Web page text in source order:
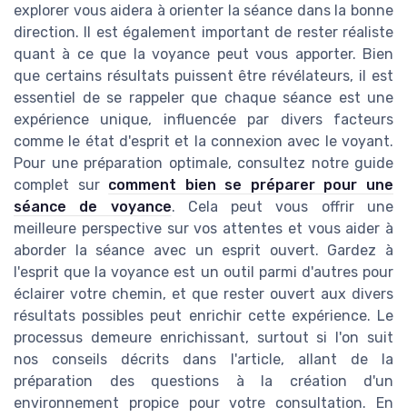
explorer vous aidera à orienter la séance dans la bonne
direction. Il est également important de rester réaliste
quant à ce que la voyance peut vous apporter. Bien
que certains résultats puissent être révélateurs, il est
essentiel de se rappeler que chaque séance est une
expérience unique, influencée par divers facteurs
comme le état d'esprit et la connexion avec le voyant.
Pour une préparation optimale, consultez notre guide
complet sur comment bien se préparer pour une
séance de voyance. Cela peut vous offrir une
meilleure perspective sur vos attentes et vous aider à
aborder la séance avec un esprit ouvert. Gardez à
l'esprit que la voyance est un outil parmi d'autres pour
éclairer votre chemin, et que rester ouvert aux divers
résultats possibles peut enrichir cette expérience. Le
processus demeure enrichissant, surtout si l'on suit
nos conseils décrits dans l'article, allant de la
préparation des questions à la création d'un
environnement propice pour votre consultation. En